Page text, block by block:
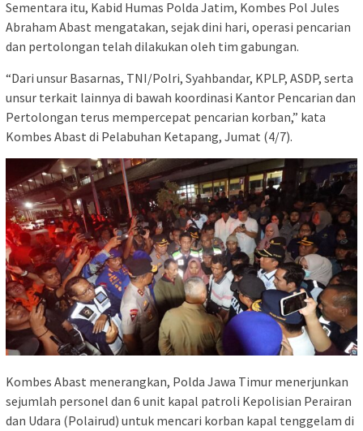
Sementara itu, Kabid Humas Polda Jatim, Kombes Pol Jules
Abraham Abast mengatakan, sejak dini hari, operasi pencarian
dan pertolongan telah dilakukan oleh tim gabungan.
“Dari unsur Basarnas, TNI/Polri, Syahbandar, KPLP, ASDP, serta
unsur terkait lainnya di bawah koordinasi Kantor Pencarian dan
Pertolongan terus mempercepat pencarian korban,” kata
Kombes Abast di Pelabuhan Ketapang, Jumat (4/7).
Kombes Abast menerangkan, Polda Jawa Timur menerjunkan
sejumlah personel dan 6 unit kapal patroli Kepolisian Perairan
dan Udara (Polairud) untuk mencari korban kapal tenggelam di